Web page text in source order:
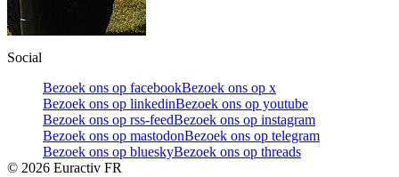
Social
Bezoek ons op facebookBezoek ons op x
Bezoek ons op linkedinBezoek ons op youtube
Bezoek ons op rss-feedBezoek ons op instagram
Bezoek ons op mastodonBezoek ons op telegram
Bezoek ons op blueskyBezoek ons op threads
© 2026 Euractiv FR